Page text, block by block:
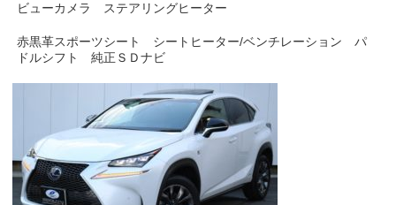
ビューカメラ ステアリングヒーター
赤黒革スポーツシート シートヒーター/ベンチレーション パ
ドルシフト 純正ＳＤナビ